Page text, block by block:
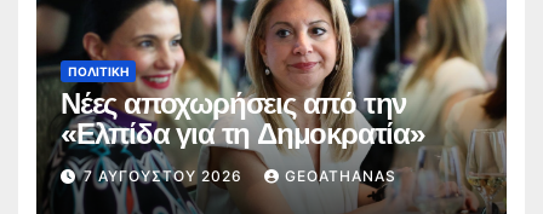
ΠΟΛΙΤΙΚΉ
Νέες αποχωρήσεις από την
«Ελπίδα για τη Δημοκρατία»
7 ΑΥΓΟΎΣΤΟΥ 2026 GEOATHANAS